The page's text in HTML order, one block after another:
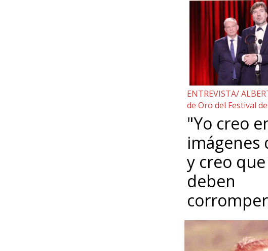
ENTREVISTA/
de Oro del Festival
"Yo creo
imágenes
y creo
deben